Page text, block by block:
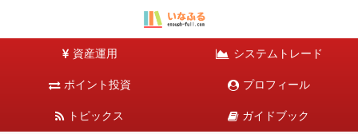
資産運用 システムトレード
ポイント投資 プロフィール
トピックス ガイドブック